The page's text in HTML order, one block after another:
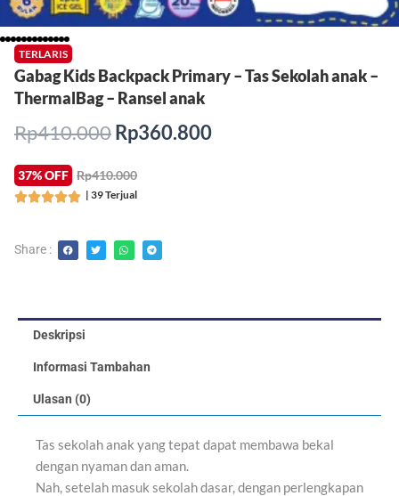
TERLARIS
Gabag Kids Backpack Primary – Tas Sekolah anak –
ThermalBag – Ransel anak
Rp410.000Harga
adalah:
Rp410.000.
Rp360.800Harga
37% OFF Rp410.000
Rated
out
of
| 39 Terjual
Share :
Deskripsi
Informasi Tambahan
Ulasan (0)
Tas sekolah anak yang tepat dapat membawa bekal
dengan nyaman dan aman.
Nah, setelah masuk sekolah dasar, dengan perlengkapan